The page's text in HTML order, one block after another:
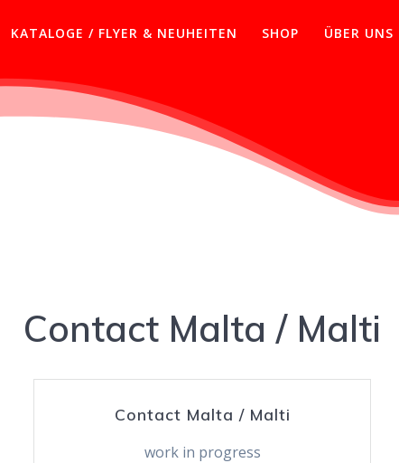
KATALOGE / FLYER & NEUHEITEN SHOP ÜBER UNS
Contact Malta / Malti
Contact Malta / Malti
work in progress